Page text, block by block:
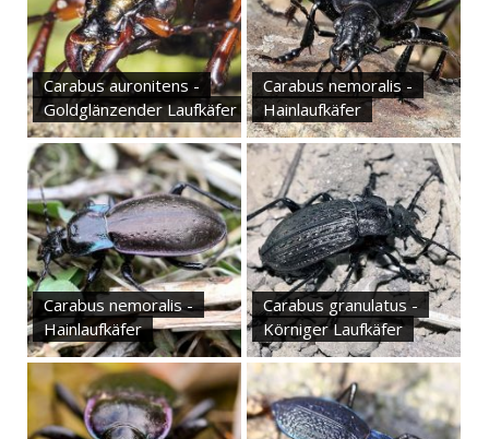
Carabus auronitens -
Goldglänzender Laufkäfer
Carabus nemoralis -
Hainlaufkäfer
Carabus nemoralis -
Hainlaufkäfer
Carabus granulatus -
Körniger Laufkäfer